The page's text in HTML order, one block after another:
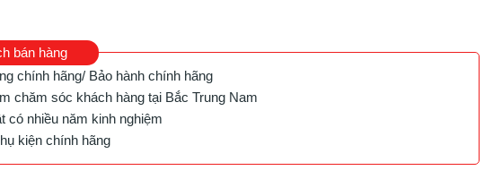
bán hàng
chính hãng/ Bảo hành chính hãng
chăm sóc khách hàng tại Bắc Trung Nam
có nhiều năm kinh nghiệm
kiện chính hãng